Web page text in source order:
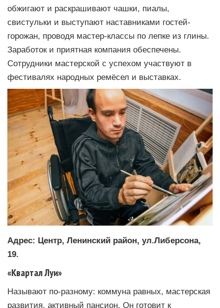
обжигают и раскрашивают чашки, пиалы,
свистульки и выступают наставниками гостей-
горожан, проводя мастер-классы по лепке из глины.
Заработок и приятная компания обеспечены.
Сотрудники мастерской с успехом участвуют в
фестивалях народных ремёсел и выставках.
Адрес: Центр, Ленинский район, ул.Либерсона,
19.
«Квартал Луи»
Называют по-разному: коммуна равных, мастерская
развития, активный пансион. Он готовит к